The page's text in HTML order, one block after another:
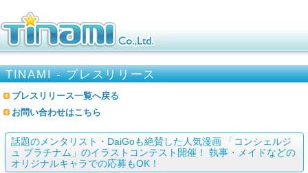
TINAMI - プレスリリース
プレスリリース一覧へ戻る
お問い合わせはこちら
話題のメンタリスト・DaiGoも絶賛した人気漫画 「コンシェルジ
ュ プラチナム」のイラストコンテスト開催！ 執事・メイドなどの
オリジナルキャラでの応募もOK！